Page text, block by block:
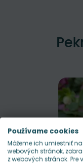
Používame cookies
Môžeme ich umiestniť
webových stránok,
z webových stránok.